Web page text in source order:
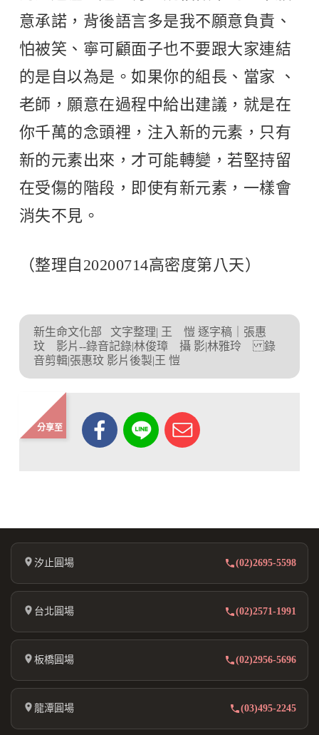
意承諾，背後語言多是我不願意負責、
怕被笑、寧可顧面子也不要跟大家連結
的是自以為是。如果你的組長、當家 、
老師，願意在過程中給出建議，就是在
你千萬的念頭裡，注入新的元素，只有
新的元素出來，才可能轉變，若堅持留
在受傷的階段，即使有新元素，一樣會
消失不見。
（整理自20200714高密度第八天）
新生命文化部
文字整理| 王 愷 逐字稿｜張惠
玟 影片--錄音記錄|林俊璋 攝 影|林雅玲 錄
音剪輯|張惠玟 影片後製|王 愷
分享至
汐止圓場 (02)2695-5598
台北圓場 (02)2571-1991
板橋圓場 (02)2956-5696
龍潭圓場 (03)495-2245